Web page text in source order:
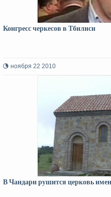
Конгресс черкесов в Тбилиси
ноября 22 2010
В Чандари рушится церковь